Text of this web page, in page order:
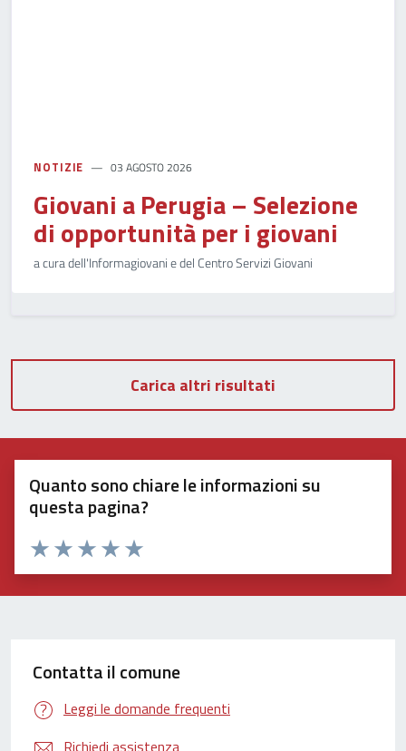
NOTIZIE 03 AGOSTO 2026
Giovani a Perugia – Selezione
di opportunità per i giovani
a cura dell'Informagiovani e del Centro Servizi Giovani
Carica altri risultati
Quanto sono chiare le informazioni su
questa pagina?
Valuta 5 stelle su 5
Valuta 4 stelle su 5
Valuta 3 stelle su 5
Valuta 2 stelle su 5
Valuta 1 stelle su 5
Contatta il comune
Leggi le domande frequenti
Richiedi assistenza